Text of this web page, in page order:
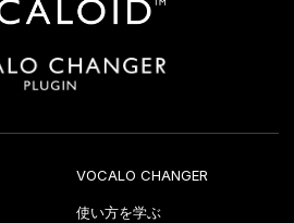
VOCALO CHANGER
使い方を学ぶ